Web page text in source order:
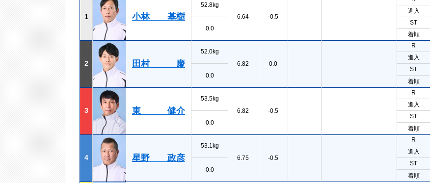
1 小林 基樹
52.8kg
6.64
-0.5
進入
0.0
ST
着順
2 田村 慶
52.0kg
6.82
0.0
R
進入
0.0
ST
着順
3 東 健介
53.5kg
6.82
-0.5
R
進入
0.0
ST
着順
4 星野 政彦
53.1kg
6.75
-0.5
R
進入
0.0
ST
着順